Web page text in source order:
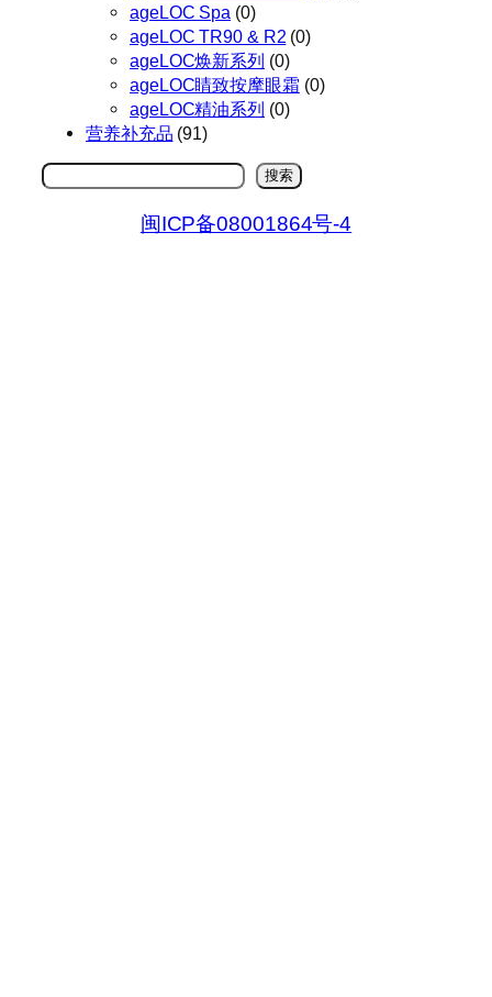
ageLOC Spa (0)
ageLOC TR90 & R2 (0)
ageLOC焕新系列 (0)
ageLOC睛致按摩眼霜 (0)
ageLOC精油系列 (0)
营养补充品 (91)
搜
搜索
闽ICP备08001864号-4